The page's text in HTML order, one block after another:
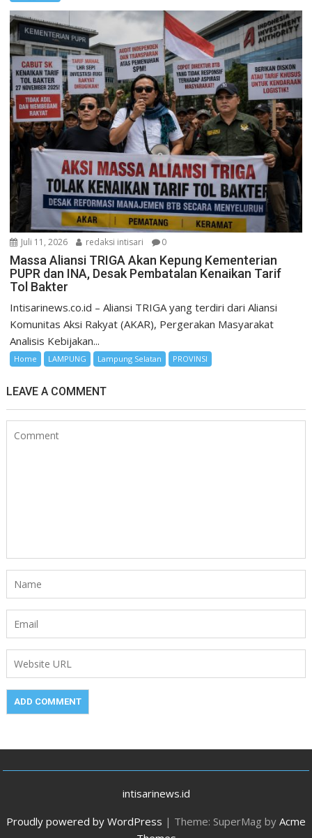
Juli 11, 2026 redaksi intisari 0
Massa Aliansi TRIGA Akan Kepung Kementerian
PUPR dan INA, Desak Pembatalan Kenaikan Tarif
Tol Bakter
Intisarinews.co.id – Aliansi TRIGA yang terdiri dari Aliansi
Komunitas Aksi Rakyat (AKAR), Pergerakan Masyarakat
Analisis Kebijakan...
Home LAMPUNG Lampung Selatan PROVINSI
LEAVE A COMMENT
intisarinews.id
Proudly powered by WordPress | Theme: SuperMag by Acme